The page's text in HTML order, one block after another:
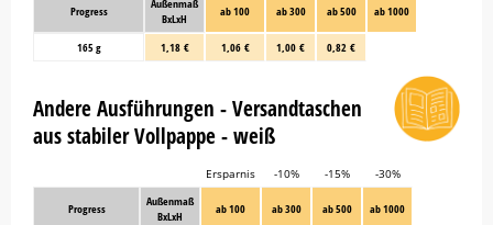
Progress
Außenmaß
BxLxH
ab 100 ab 300 ab 500 ab 1000
165 g 1,18 € 1,06 € 1,00 € 0,82 €
Andere Ausführungen - Versandtaschen
aus stabiler Vollpappe - weiß
Ersparnis -10% -15% -30%
Progress
Außenmaß
BxLxH
ab 100 ab 300 ab 500 ab 1000